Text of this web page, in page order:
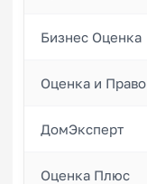
Бизнес Оценка
Оценка и Право
ДомЭксперт
Оценка Плюс